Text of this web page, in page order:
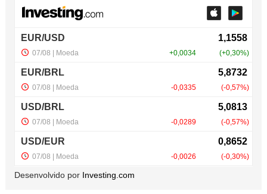
Desenvolvido por Investing.com